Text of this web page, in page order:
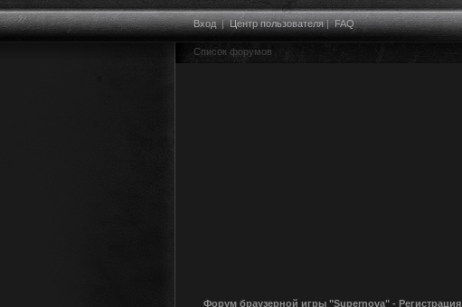
Вход|Центр пользователя|FAQ
Список форумов
Форум браузерной игры "Supernova" - Регистрация